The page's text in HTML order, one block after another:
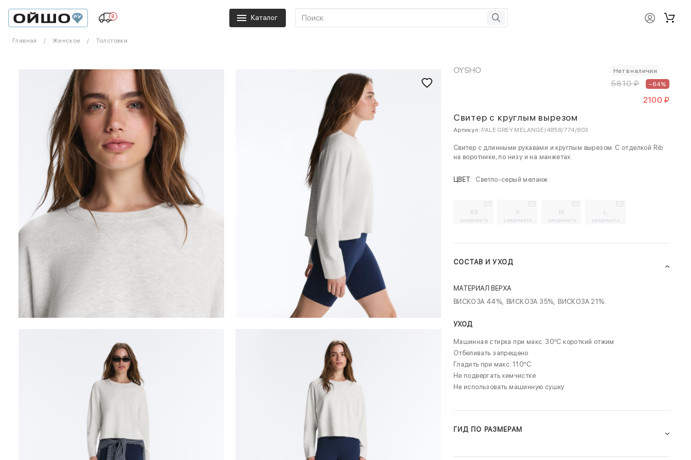
8 Каталог
Главная Женское Толстовки
OYSHO Нет в наличии
5810 ₽ –64%
2100 ₽
Свитер с круглым вырезом
Артикул: PALE GREY MELANGE|4858/774/803
Свитер с длинными рукавами и круглым вырезом. С отделкой Rib
на воротнике, по низу и на манжетах.
ЦВЕТ: Светло-серый меланж
XS
уведомить
S
уведомить
M
уведомить
L
уведомить
СОСТАВ И УХОД
МАТЕРИАЛ ВЕРХА
ВИСКОЗА 44%, ВИСКОЗА 35%, ВИСКОЗА 21%.
УХОД
Машинная стирка при макс. 30ºC короткий отжим
Отбеливать запрещено
Гладить при макс. 110ºC
Не подвергать химчистке
Не использовать машинную сушку
ГИД ПО РАЗМЕРАМ